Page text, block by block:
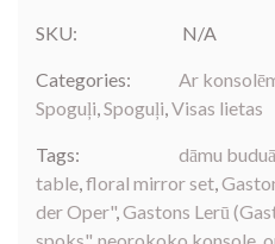
SKU: N/A
Categories: Ar
Spoguļi,Spoguļi,Visas lietas
Tags: dāmu
table,floral mirror set,
der Oper",Gastons Lerū